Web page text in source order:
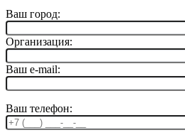
Ваш город:
Организация:
Ваш e-mail:
Ваш телефон: